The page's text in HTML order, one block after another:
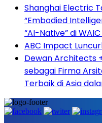
Shanghai Electric
“Embodied
“AI-Native” di
ABC Impact
Dewan Architects
sebagai Firma
Terbaik di Asia